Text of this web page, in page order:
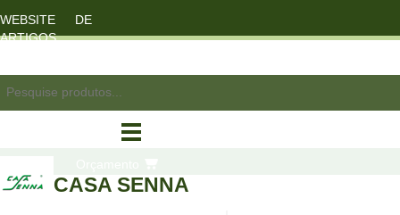
WEBSITE DE
ARTIGOS
CASA SENNA